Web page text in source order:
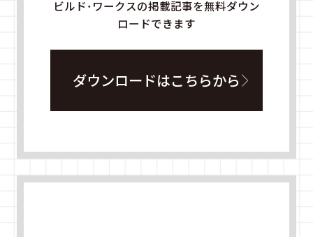
ビルド・ワークスの掲載記事を無料ダウン
ロードできます
ダウンロードはこちらから